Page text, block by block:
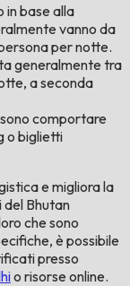
in base alla
vanno da
per notte.
generalmente tra
a seconda
comportare
o biglietti
e migliora la
del Bhutan
che sono
è possibile
presso
o risorse online.